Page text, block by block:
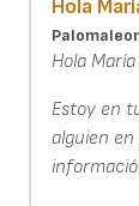
Hola
Hola
Estoy en
alguien en